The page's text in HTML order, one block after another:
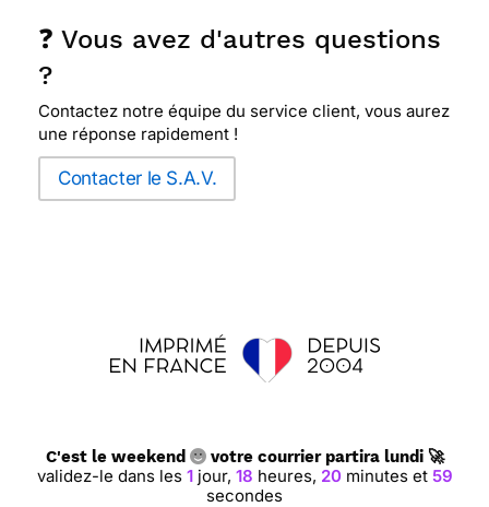
❓ Vous avez d'autres questions
?
Contactez notre équipe du service client, vous aurez
une réponse rapidement !
Contacter le S.A.V.
C'est le weekend votre courrier partira lundi 🚀
validez-le dans les 1jour, 18 heures, 20minutes et 58
secondes